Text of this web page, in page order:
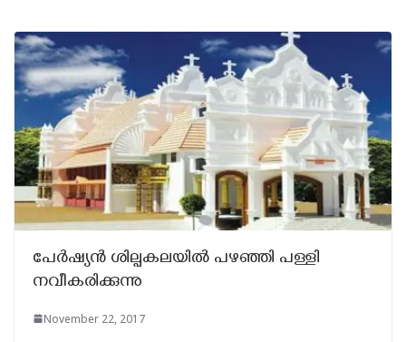
പേര്‍ഷ്യന്‍ ശില്പകലയില്‍ പഴഞ്ഞി പള്ളി
നവീകരിക്കുന്നു
November 22, 2017